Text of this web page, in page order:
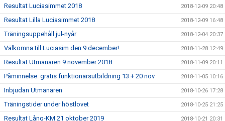
Resultat Luciasimmet 2018 2018-12-09 20:48
Resultat Lilla Luciasimmet 2018 2018-12-09 16:48
Träningsuppehåll jul-nyår 2018-12-04 20:37
Välkomna till Luciasim den 9 december! 2018-11-28 12:49
Resultat Utmanaren 9 november 2018 2018-11-09 20:11
Påminnelse: gratis funktionärsutbildning 13 + 20 nov 2018-11-05 10:16
Inbjudan Utmanaren 2018-10-26 17:28
Träningstider under höstlovet 2018-10-25 21:25
Resultat Lång-KM 21 oktober 2019 2018-10-21 20:31